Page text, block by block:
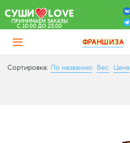
ПРИНИМАЕМ ЗАКАЗЫ
C 10:00 ДО 23:00
ФРАНШИЗА
Сортировка: По названию Вес Цена